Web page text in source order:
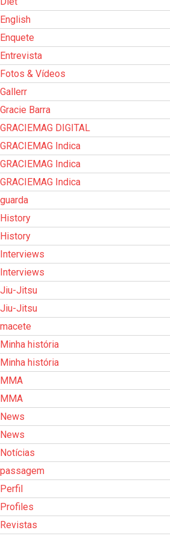
English
Enquete
Entrevista
Fotos & Vídeos
Gallerr
Gracie Barra
GRACIEMAG DIGITAL
GRACIEMAG Indica
GRACIEMAG Indica
GRACIEMAG Indica
guarda
History
History
Interviews
Interviews
Jiu-Jitsu
Jiu-Jitsu
macete
Minha história
Minha história
MMA
MMA
News
News
Notícias
passagem
Perfil
Profiles
Revistas